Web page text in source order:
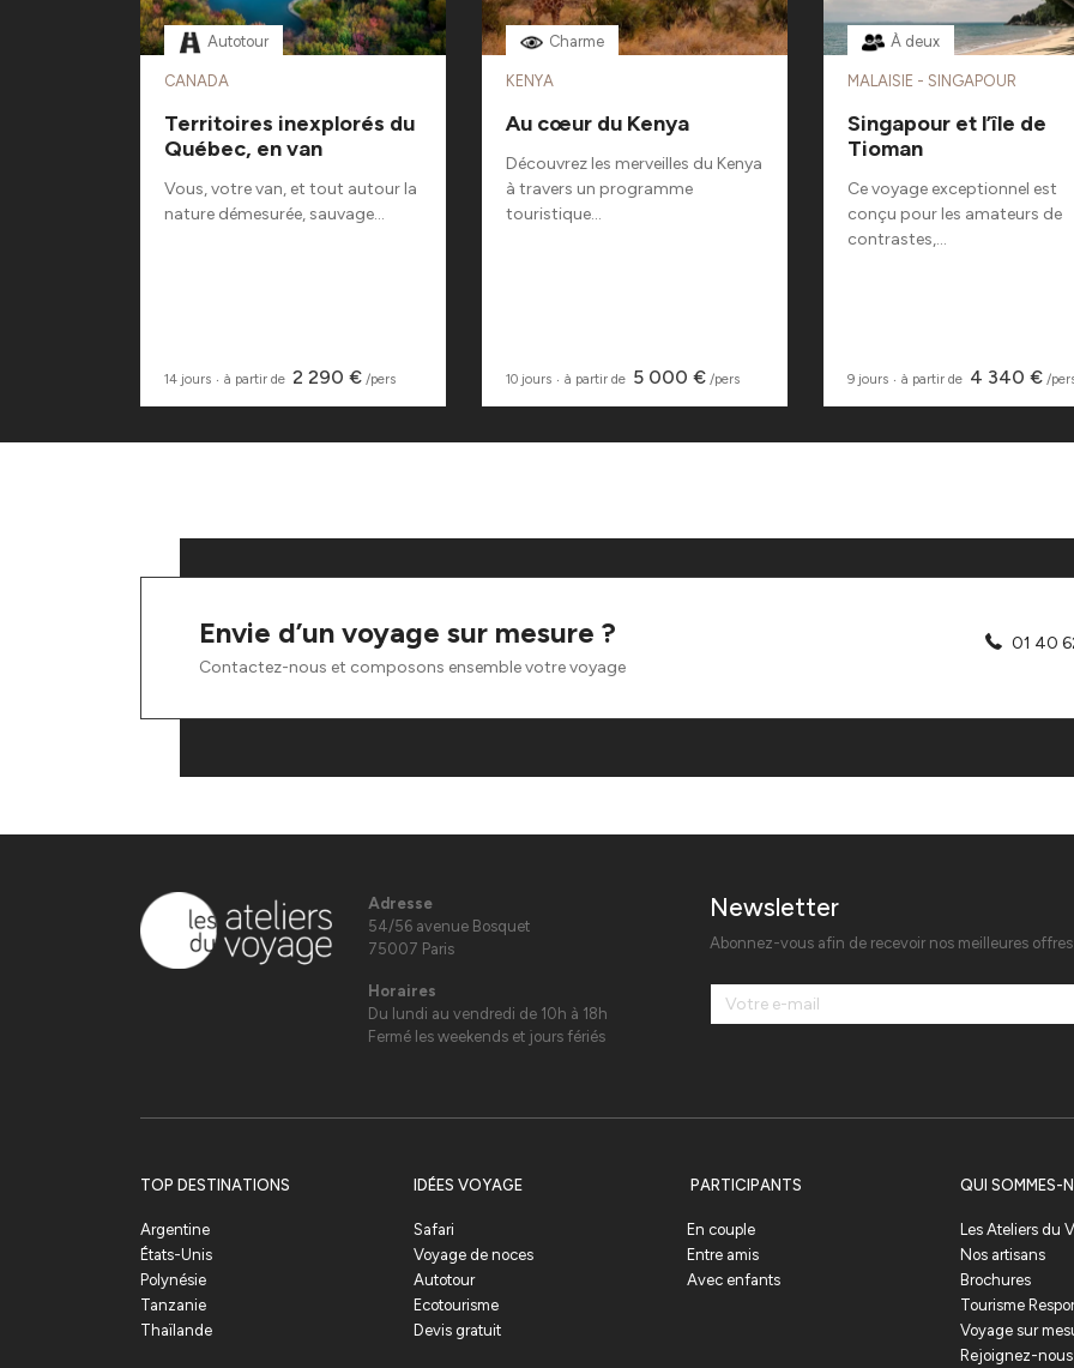
Autotour
CANADA
Territoires inexplorés du
Québec, en van
Vous, votre van, et tout autour la
nature démesurée, sauvage...
14 jours ‧ à partir de 2 290 € /pers
Charme
KENYA
Au cœur du Kenya
Découvrez les merveilles du Kenya
à travers un programme
touristique...
10 jours ‧ à partir de 5 000 € /pers
À deux
MALAISIE - SINGAPOUR
Singapour et l’île de
Tioman
Ce voyage exceptionnel est
conçu pour les amateurs de
contrastes,...
9 jours ‧ à partir de 4 340 € /
Envie d’un voyage sur mesure ?
Contactez-nous et composons ensemble votre voyage
01 40
Adresse
54/56 avenue Bosquet
75007 Paris
Horaires
Du lundi au vendredi de 10h à 18h
Fermé les weekends et jours fériés
Newsletter
Abonnez-vous afin de recevoir nos meilleures
TOP DESTINATIONS
Argentine
États-Unis
Polynésie
Tanzanie
Thaïlande
IDÉES VOYAGE
Safari
Voyage de noces
Autotour
Ecotourisme
Devis gratuit
PARTICIPANTS
En couple
Entre amis
Avec enfants
QUI SOMMES-
Les Ateliers du
Nos artisans
Brochures
Tourisme
Voyage sur
Rejoignez-nous